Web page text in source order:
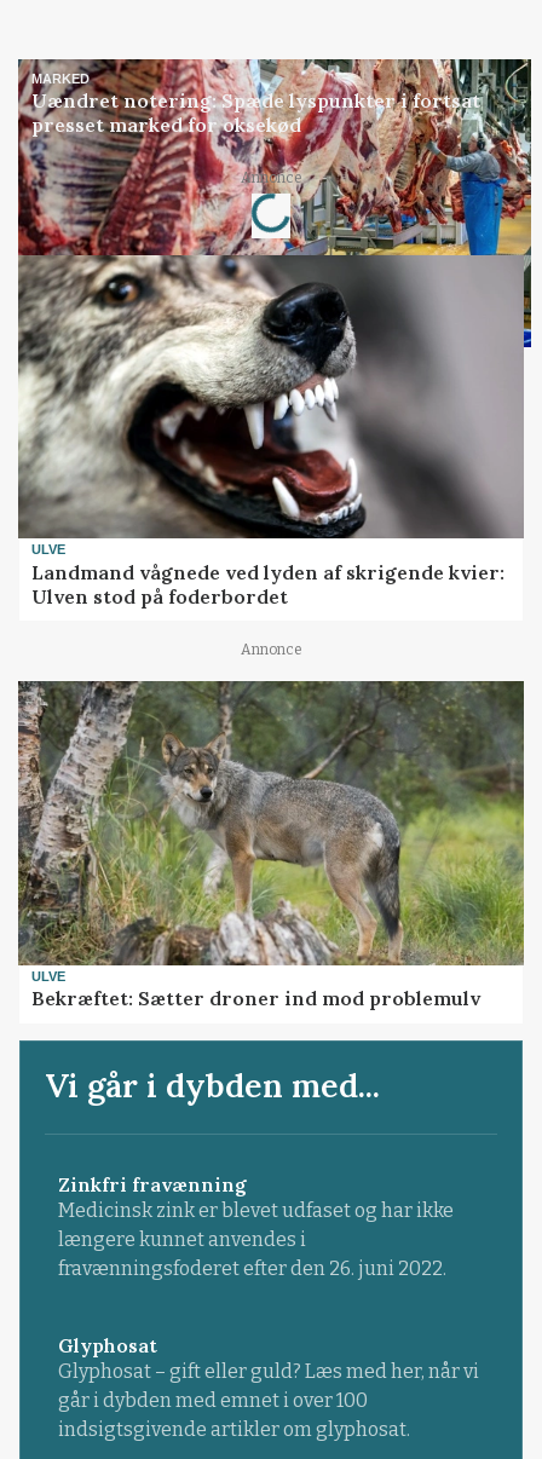
MARKED
Uændret notering: Spæde lyspunkter i fortsat
presset marked for oksekød
Annonce
Loading...
ULVE
Landmand vågnede ved lyden af skrigende kvier:
Ulven stod på foderbordet
Annonce
ULVE
Bekræftet: Sætter droner ind mod problemulv
Vi går i dybden med...
Zinkfri fravænning
Medicinsk zink er blevet udfaset og har ikke
længere kunnet anvendes i
fravænningsfoderet efter den 26. juni 2022.
Glyphosat
Glyphosat – gift eller guld? Læs med her, når vi
går i dybden med emnet i over 100
indsigtsgivende artikler om glyphosat.